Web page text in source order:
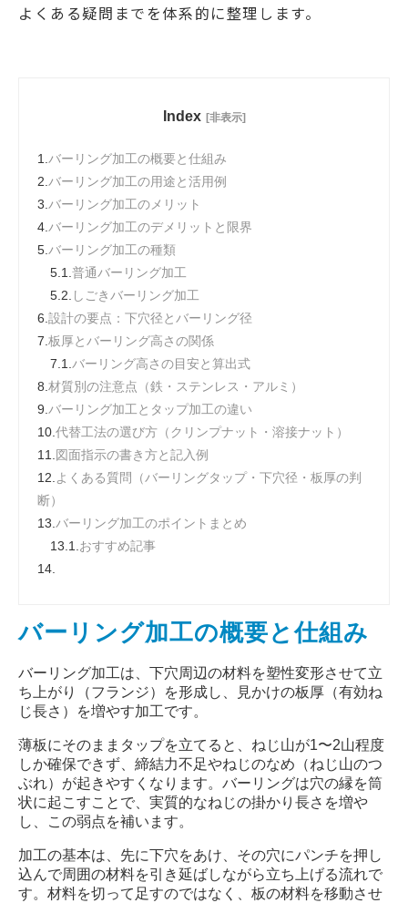
よくある疑問までを体系的に整理します。
Index [非表示]
1. バーリング加工の概要と仕組み
2. バーリング加工の用途と活用例
3. バーリング加工のメリット
4. バーリング加工のデメリットと限界
5. バーリング加工の種類
5.1.普通バーリング加工
5.2. しごきバーリング加工
6. 設計の要点：下穴径とバーリング径
7. 板厚とバーリング高さの関係
7.1. バーリング高さの目安と算出式
8. 材質別の注意点（鉄・ステンレス・アルミ）
9. バーリング加工とタップ加工の違い
10. 代替工法の選び方（クリンプナット・溶接ナット）
11. 図面指示の書き方と記入例
12. よくある質問（バーリングタップ・下穴径・板厚の判
断）
13. バーリング加工のポイントまとめ
13.1. おすすめ記事
14.
バーリング加工の概要と仕組み
バーリング加工は、下穴周辺の材料を塑性変形させて立
ち上がり（フランジ）を形成し、見かけの板厚（有効ね
じ長さ）を増やす加工です。
薄板にそのままタップを立てると、ねじ山が1〜2山程度
しか確保できず、締結力不足やねじのなめ（ねじ山のつ
ぶれ）が起きやすくなります。バーリングは穴の縁を筒
状に起こすことで、実質的なねじの掛かり長さを増や
し、この弱点を補います。
加工の基本は、先に下穴をあけ、その穴にパンチを押し
込んで周囲の材料を引き延ばしながら立ち上げる流れで
す。材料を切って足すのではなく、板の材料を移動させ